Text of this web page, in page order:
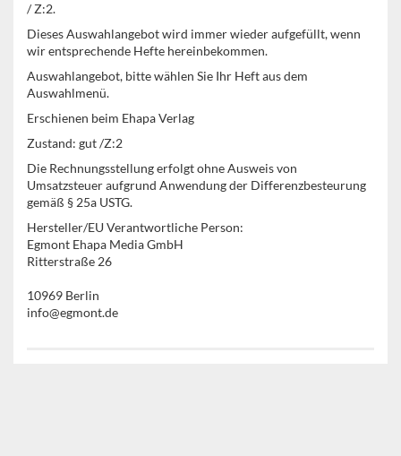
/ Z:2.
Dieses Auswahlangebot wird immer wieder aufgefüllt, wenn
wir entsprechende Hefte hereinbekommen.
Auswahlangebot, bitte wählen Sie Ihr Heft aus dem
Auswahlmenü.
Erschienen beim Ehapa Verlag
Zustand: gut /Z:2
Die Rechnungsstellung erfolgt ohne Ausweis von
Umsatzsteuer aufgrund Anwendung der Differenzbesteurung
gemäß § 25a USTG.
Hersteller/EU Verantwortliche Person:
Egmont Ehapa Media GmbH
Ritterstraße 26
10969 Berlin
info@egmont.de